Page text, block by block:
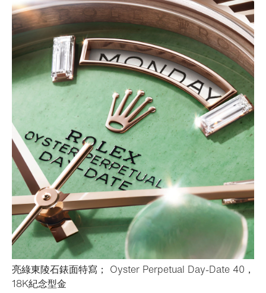
亮綠東陵石錶面特寫； Oyster Perpetual Day-Date 40，
18K紀念型金